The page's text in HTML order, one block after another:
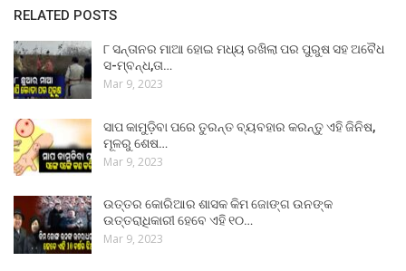
RELATED POSTS
୮ ସନ୍ତାନର ମାଆ ହୋଇ ମଧ୍ୟ ରଖିଲା ପର ପୁରୁଷ ସହ ଅବୈଧ
ସ-ମ୍ବନ୍ଧ,ତା…
Mar 9, 2023
ସାପ କାମୁଡ଼ିବା ପରେ ତୁରନ୍ତ ବ୍ୟବହାର କରନ୍ତୁ ଏହି ଜିନିଷ,
ମୂଳରୁ ଶେଷ…
Mar 9, 2023
ଉତ୍ତର କୋରିଆର ଶାସକ କିମ ଜୋଙ୍ଗ ଉନଙ୍କ
ଉତ୍ତରାଧିକାରୀ ହେବେ ଏହି ୧୦…
Mar 9, 2023